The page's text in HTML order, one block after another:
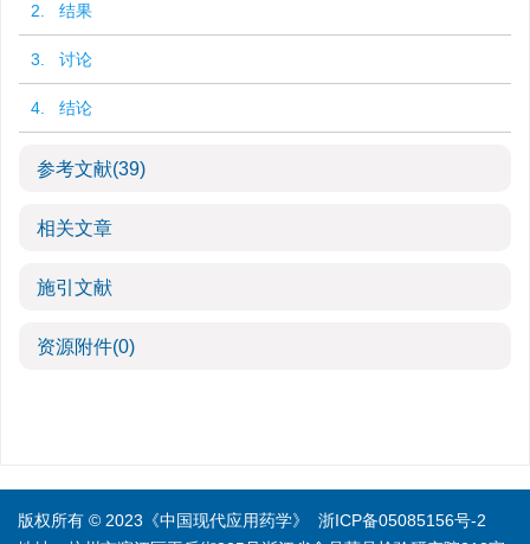
2. 结果
3. 讨论
4. 结论
参考文献(39)
相关文章
施引文献
资源附件(0)
版权所有 © 2023《中国现代应用药学》 浙ICP备05085156号-2